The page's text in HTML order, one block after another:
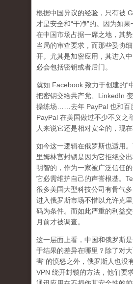
根据中国异议的经验，只有被
才是安全和“干净”的。因为如果
在中国市场占据一席之地，其
当局的审查要求，而那些妥协
开。尤其是加密应用，其进入
必会包括密钥或者后门。
就如 Facebook 致力于创建的“
把密钥交给共产党、LinkedIn
操练场……去年 PayPal 也和百
PayPal 在美国做过不少不义之
人来说它还是相对安全的，现在
如今这一逻辑在俄罗斯也适用
里姆林宫封锁是因为它拒绝交
明智的，作为一家被广泛信任的
它必需维护自己的声誉根基。
很多美国大型科技公司有骨气
进入俄罗斯市场不惜以允许克
码为条件。而如此严重的利益
月前才被调查。
这一层面上看，中国和俄罗斯
于结果的差异在哪里？除了对
害”的愤怒之外，俄罗斯人也没
VPN 绕开封锁的方法，他们要